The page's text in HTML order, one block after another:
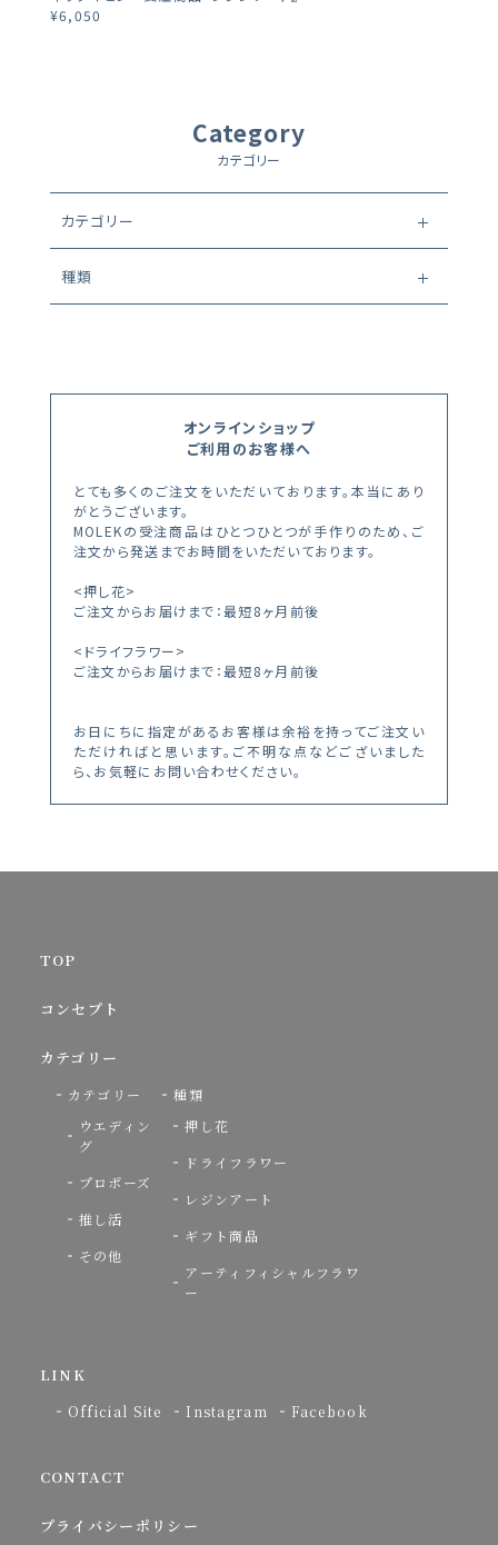
¥6,050
Category
カテゴリー
カテゴリー
種類
オンラインショップ
ご利用のお客様へ
とても多くのご注文をいただいております。本当にあり
がとうございます。
MOLEKの受注商品はひとつひとつが手作りのため、ご
注文から発送までお時間をいただいております。
<押し花>
ご注文からお届けまで：最短8ヶ月前後
<ドライフラワー>
ご注文からお届けまで：最短8ヶ月前後
お日にちに指定があるお客様は余裕を持ってご注文い
ただければと思います。ご不明な点などございました
ら、お気軽にお問い合わせください。
TOP
コンセプト
カテゴリー
カテゴリー
ウエディン
グ
プロポーズ
推し活
その他
種類
押し花
ドライフラワー
レジンアート
ギフト商品
アーティフィシャルフラワ
ー
LINK
Official Site Instagram Facebook
CONTACT
プライバシーポリシー